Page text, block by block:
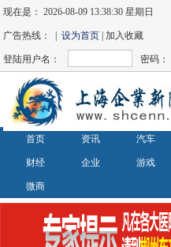
现在是：2026-08-09 13:38:31 星期日
广告热线： |设为首页 | 加入收藏
登陆用户名： 密码：
首页 资讯 汽车
财经 企业 游戏
微商